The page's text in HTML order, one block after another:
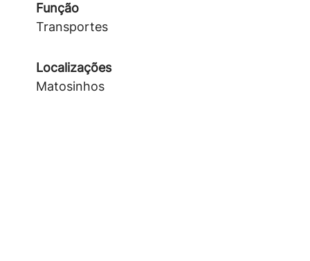
Função
Transportes
Localizações
Matosinhos